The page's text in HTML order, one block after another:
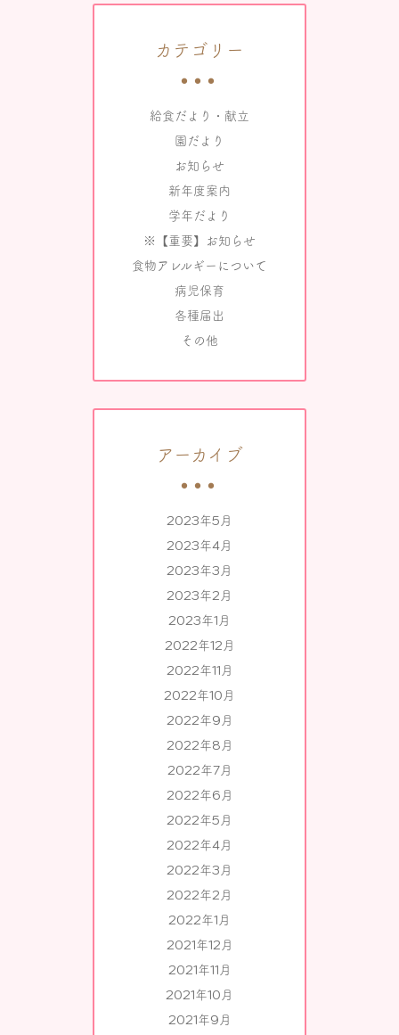
カテゴリー
給食だより・献立
園だより
お知らせ
新年度案内
学年だより
※【重要】お知らせ
食物アレルギーについて
病児保育
各種届出
その他
アーカイブ
2023年5月
2023年4月
2023年3月
2023年2月
2023年1月
2022年12月
2022年11月
2022年10月
2022年9月
2022年8月
2022年7月
2022年6月
2022年5月
2022年4月
2022年3月
2022年2月
2022年1月
2021年12月
2021年11月
2021年10月
2021年9月